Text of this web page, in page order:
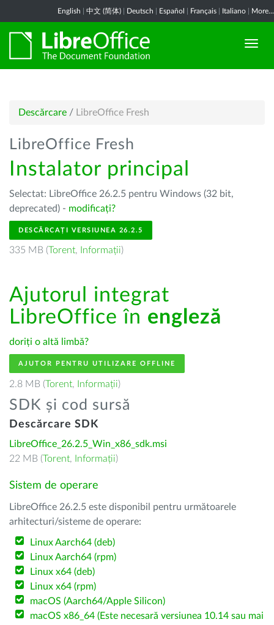
English 中文 (简体) Deutsch Español Français Italiano More...
Descărcare / LibreOffice Fresh
LibreOffice Fresh
Instalator principal
Selectat: LibreOffice 26.2.5 pentru Windows (32 bit,
deprecated) - modificați?
DESCĂRCAȚI VERSIUNEA 26.2.5
335 MB (Torent, Informații)
Ajutorul integrat
LibreOffice în engleză
doriți o altă limbă?
AJUTOR PENTRU UTILIZARE OFFLINE
2.8 MB (Torent, Informații)
SDK și cod sursă
Descărcare SDK
LibreOffice_26.2.5_Win_x86_sdk.msi
22 MB (Torent, Informații)
Sistem de operare
LibreOffice 26.2.5 este disponibil pentru următoarele
arhitecturi/sisteme de operare:
Linux Aarch64 (deb)
Linux Aarch64 (rpm)
Linux x64 (deb)
Linux x64 (rpm)
macOS (Aarch64/Apple Silicon)
macOS x86_64 (Este necesară versiunea 10.14 sau mai